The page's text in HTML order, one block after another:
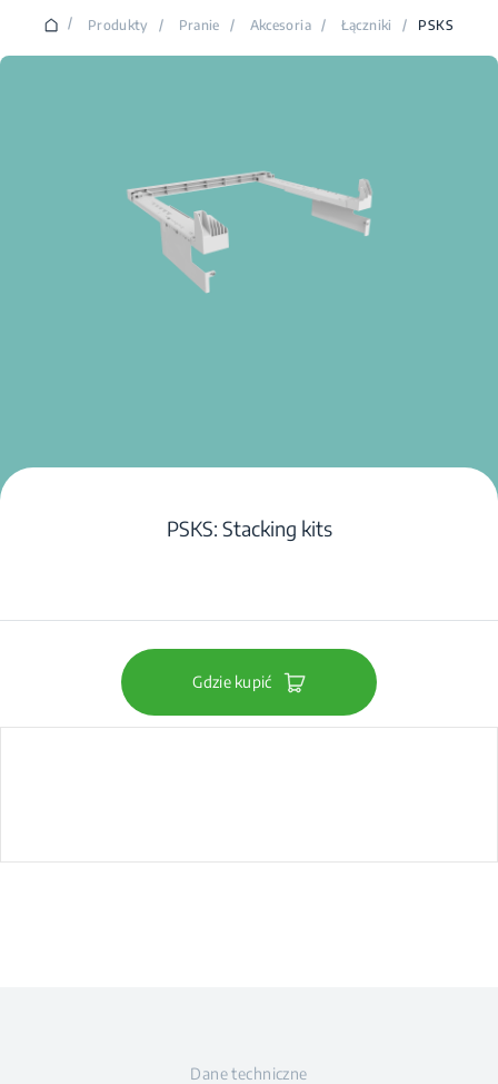
/ Produkty / Pranie / Akcesoria / Łączniki / PSKS
PSKS: Stacking kits
Gdzie kupić
Dane techniczne